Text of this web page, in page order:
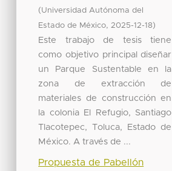
(Universidad Autónoma del
Estado de México, 2025-12-18)
Este trabajo de tesis tiene
como objetivo principal diseñar
un Parque Sustentable en la
zona de extracción de
materiales de construcción en
la colonia El Refugio, Santiago
Tlacotepec, Toluca, Estado de
México. A través de ...
Propuesta de Pabellón